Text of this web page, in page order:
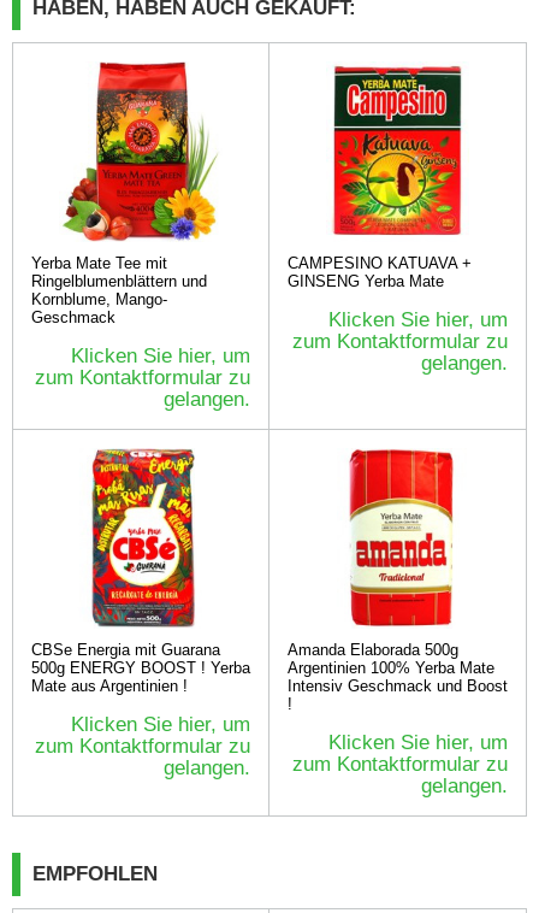
HABEN, HABEN AUCH GEKAUFT:
Yerba Mate Tee mit
Ringelblumenblättern und
Kornblume, Mango-
Geschmack
Klicken Sie hier, um
zum Kontaktformular zu
gelangen.
CAMPESINO KATUAVA +
GINSENG Yerba Mate
Klicken Sie hier, um
zum Kontaktformular zu
gelangen.
CBSe Energia mit Guarana
500g ENERGY BOOST ! Yerba
Mate aus Argentinien !
Klicken Sie hier, um
zum Kontaktformular zu
gelangen.
Amanda Elaborada 500g
Argentinien 100% Yerba Mate
Intensiv Geschmack und Boost
!
Klicken Sie hier, um
zum Kontaktformular zu
gelangen.
EMPFOHLEN